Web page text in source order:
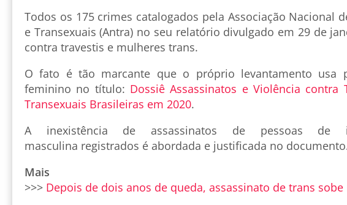
Todos os 175 crimes catalogados pela Associação Nacional
e Transexuais (Antra) no seu relatório divulgado em 29 de
contra travestis e mulheres trans.
O fato é tão marcante que o próprio levantamento usa
feminino no título: Dossiê Assassinatos e Violência contra
Transexuais Brasileiras em 2020.
A inexistência de assassinatos de pessoas de
masculina registrados é abordada e justificada no
Mais
>>> Depois de dois anos de queda, assassinato de trans sobe